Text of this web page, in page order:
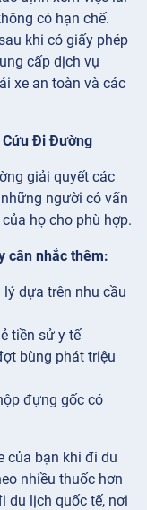
có hạn chế.
khi có giấy phép
cấp dịch vụ
xe an toàn và các
Cứu Đi Đường
giải quyết các
người có vấn
họ cho phù hợp.
cân nhắc thêm:
dựa trên nhu cầu
tiền sử y tế
bùng phát triệu
đựng gốc có
của bạn khi đi du
nhiều thuốc hơn
du lịch quốc tế, nơi